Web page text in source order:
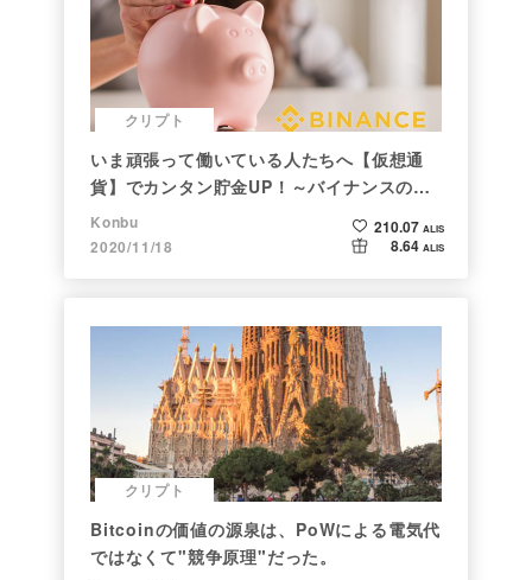
クリプト
いま頑張って働いている人たちへ【仮想通
貨】でカンタン貯金UP！～バイナンスの使
い方初心者編～
Konbu
2020/11/18
210.07 ALIS
8.64 ALIS
クリプト
Bitcoinの価値の源泉は、PoWによる電気代
ではなくて"競争原理"だった。